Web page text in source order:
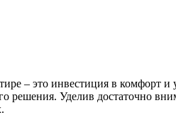
– это инвестиция в комфорт
решения. Уделив достаточно